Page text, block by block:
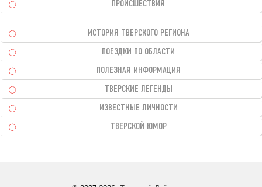
ПРОИСШЕСТВИЯ
ИСТОРИЯ ТВЕРСКОГО РЕГИОНА
ПОЕЗДКИ ПО ОБЛАСТИ
ПОЛЕЗНАЯ ИНФОРМАЦИЯ
ТВЕРСКИЕ ЛЕГЕНДЫ
ИЗВЕСТНЫЕ ЛИЧНОСТИ
ТВЕРСКОЙ ЮМОР